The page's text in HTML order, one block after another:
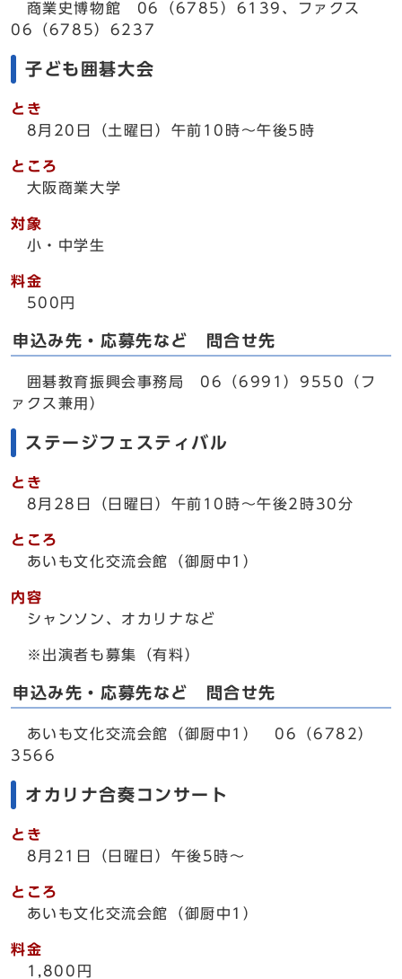
商業史博物館 06（6785）6139、ファクス
06（6785）6237
子ども囲碁大会
とき
8月20日（土曜日）午前10時～午後5時
ところ
大阪商業大学
対象
小・中学生
料金
500円
申込み先・応募先など 問合せ先
囲碁教育振興会事務局 06（6991）9550（フ
ァクス兼用）
ステージフェスティバル
とき
8月28日（日曜日）午前10時～午後2時30分
ところ
あいも文化交流会館（御厨中1）
内容
シャンソン、オカリナなど
※出演者も募集（有料）
申込み先・応募先など 問合せ先
あいも文化交流会館（御厨中1） 06（6782）
3566
オカリナ合奏コンサート
とき
8月21日（日曜日）午後5時～
ところ
あいも文化交流会館（御厨中1）
料金
1,800円